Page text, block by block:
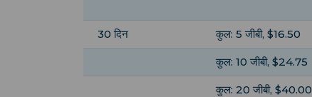
30 दिन कुल: 5 जीबी, $16.50
कुल: 10 जीबी, $24.75
कुल: 20 जीबी, $40.00